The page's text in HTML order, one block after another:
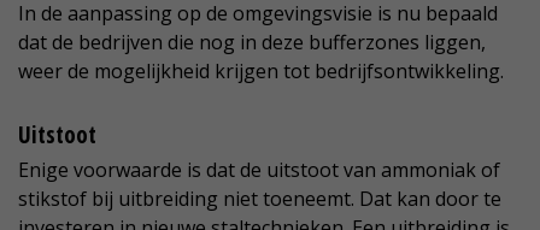
In de aanpassing op de omgevingsvisie is nu bepaald
dat de bedrijven die nog in deze bufferzones liggen,
weer de mogelijkheid krijgen tot bedrijfsontwikkeling.
Uitstoot
Enige voorwaarde is dat de uitstoot van ammoniak of
stikstof bij uitbreiding niet toeneemt. Dat kan door te